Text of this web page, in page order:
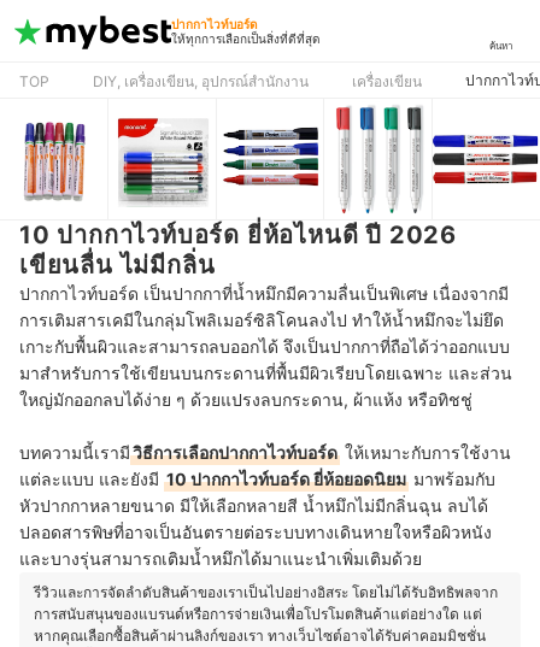
ปากกาไวท์บอร์ด
ให้ทุกการเลือกเป็นสิ่งที่ดีที่สุด
ค้นหา
TOP DIY, เครื่องเขียน, อุปกรณ์สำนักงาน เครื่องเขียน ปากกาไวท์
10 ปากกาไวท์บอร์ด ยี่ห้อไหนดี ปี 2026
เขียนลื่น ไม่มีกลิ่น
ปากกาไวท์บอร์ด เป็นปากกาที่น้ำหมึกมีความลื่นเป็นพิเศษ เนื่องจากมี
การเติมสารเคมีในกลุ่มโพลิเมอร์ซิลิโคนลงไป ทำให้น้ำหมึกจะไม่ยึด
เกาะกับพื้นผิวและสามารถลบออกได้ จึงเป็นปากกาที่ถือได้ว่าออกแบบ
มาสำหรับการใช้เขียนบนกระดานที่พื้นมีผิวเรียบโดยเฉพาะ และส่วน
ใหญ่มักออกลบได้ง่าย ๆ ด้วยแปรงลบกระดาน, ผ้าแห้ง หรือทิชชู่
บทความนี้เรามีวิธีการเลือกปากกาไวท์บอร์ด ให้เหมาะกับการใช้งาน
แต่ละแบบ และยังมี 10 ปากกาไวท์บอร์ด ยี่ห้อยอดนิยม มาพร้อมกับ
หัวปากกาหลายขนาด มีให้เลือกหลายสี น้ำหมึกไม่มีกลิ่นฉุน ลบได้
ปลอดสารพิษที่อาจเป็นอันตรายต่อระบบทางเดินหายใจหรือผิวหนัง
และบางรุ่นสามารถเติมน้ำหมึกได้มาแนะนำเพิ่มเติมด้วย
รีวิวและการจัดลำดับสินค้าของเราเป็นไปอย่างอิสระ โดยไม่ได้รับอิทธิพลจาก
การสนับสนุนของแบรนด์หรือการจ่ายเงินเพื่อโปรโมตสินค้าแต่อย่างใด แต่
หากคุณเลือกซื้อสินค้าผ่านลิงก์ของเรา ทางเว็บไซต์อาจได้รับค่าคอมมิชชั่น